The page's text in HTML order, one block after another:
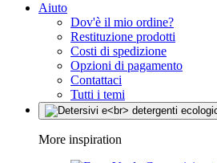
Aiuto
Dov'è il mio ordine?
Restituzione prodotti
Costi di spedizione
Opzioni di pagamento
Contattaci
Tutti i temi
More inspiration